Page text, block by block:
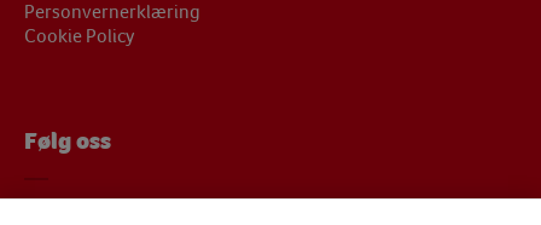
Personvernerklæring
Cookie Policy
Følg oss